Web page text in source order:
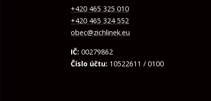
+420 465 325 010
+420 465 324 552
obec@zichlinek.eu
IČ: 00279862
Číslo účtu: 10522611 / 0100